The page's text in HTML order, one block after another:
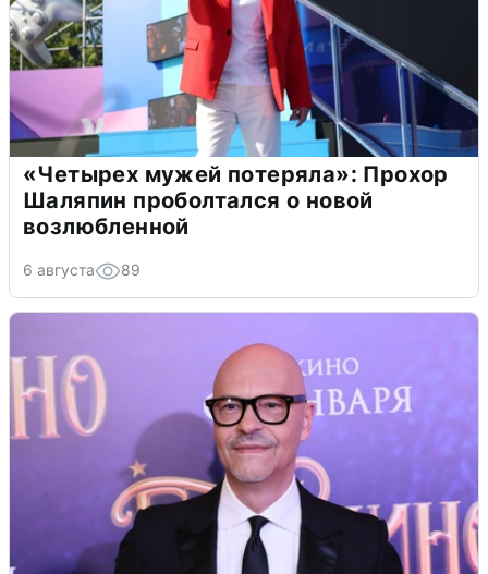
«Четырех мужей потеряла»: Прохор
Шаляпин проболтался о новой
возлюбленной
6 августа 89